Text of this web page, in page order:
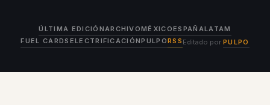
ÚLTIMA EDICIÓNARCHIVOMÉXICOESPAÑALATAM
FUEL CARDS ELECTRIFICACIÓNPULPORSS Editado por PULPO